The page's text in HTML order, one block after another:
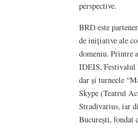
perspective.
BRD este
de inițiative ale
domeniu. Printre
IDEIS, Festivalul
dar și turneele
Skype (Teatrul
Stradivarius, iar
București, fondat